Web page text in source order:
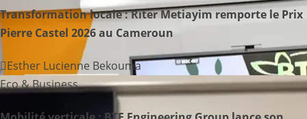
d
e
l
’
Transformation locale : Riter Metiayim remporte le Prix
Pierre Castel 2026 au Cameroun
Esther Lucienne Bekouma
Eco & Business